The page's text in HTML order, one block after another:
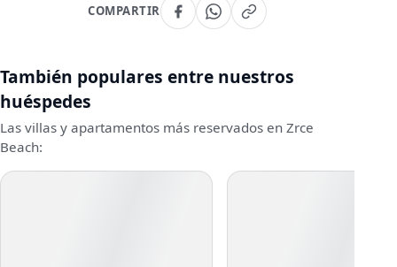
COMPARTIR
También populares entre nuestros
huéspedes
Las villas y apartamentos más reservados en Zrce
Beach: